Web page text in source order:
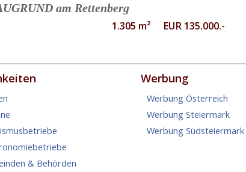
am Rettenberg
1.305 m² EUR 135.000.-
& Behörden
Werbung
Werbung Österreich
Werbung Steiermark
Werbung Südsteiermark